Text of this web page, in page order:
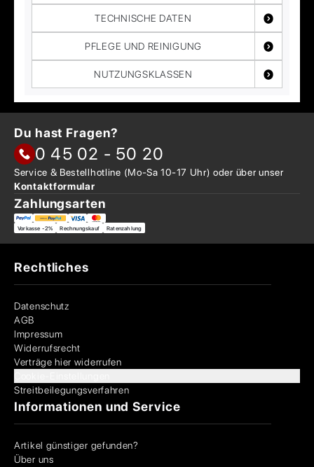
TECHNISCHE DATEN
PFLEGE UND REINIGUNG
NUTZUNGSKLASSEN
Du hast Fragen?
0 45 02 - 50 20
Service & Bestellhotline (Mo-Sa 10-17 Uhr) oder überunser
Kontaktformular
Zahlungsarten
Vorkasse -2% Rechnungskauf Ratenzahlung
Rechtliches
Datenschutz
AGB
Impressum
Widerrufsrecht
Verträge hier widerrufen
Streitbeilegungsverfahren
Informationen und Service
Artikel günstiger gefunden?
Über uns